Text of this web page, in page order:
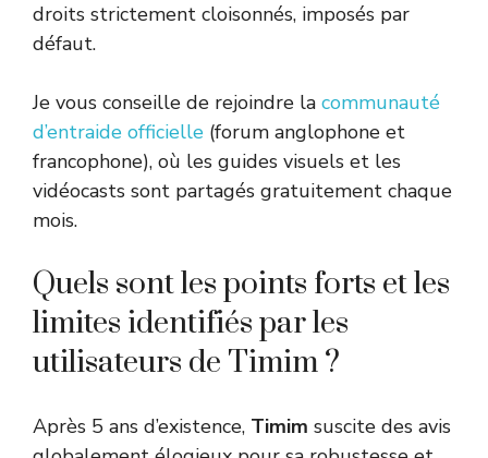
droits strictement cloisonnés, imposés par
défaut.
Je vous conseille de rejoindre la communauté
d’entraide officielle (forum anglophone et
francophone), où les guides visuels et les
vidéocasts sont partagés gratuitement chaque
mois.
Quels sont les points forts et les
limites identifiés par les
utilisateurs de Timim ?
Après 5 ans d’existence, Timim suscite des avis